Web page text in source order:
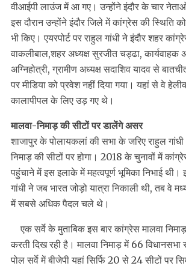
वीआईपी लाउंज में आ गए। उन्होंने इंदौर के चार
इस दौरान उन्होंने इंदौर जिले में कांग्रेस की स्थिति
भी किए। एयरपोर्ट पर राहुल गांधी ने इंदौर शहर
वाकलीबाल,शहर अध्यक्ष सुरजीत चड्ढा, कार्यवाहक
अग्निहोत्री, ग्रामीण अध्यक्ष सदाशिव यादव से
पर मीडिया को प्रवेश नहीं दिया गया। यहां से वे
कालापीपल के लिए उड़ गए थे।
मालवा-निमाड़ की सीटों पर डालेंगे असर
शाजापुर के पोलायकलां की सभा के जरिए राहुल
निमाड़ की सीटों पर होगा। 2018 के चुनावों में
पहुंचाने में इस इलाके में महत्वपूर्ण भूमिका निभाई
गांधी ने जब भारत जोड़ो यात्रा निकाली थी, तब वे
में सबसे अधिक पैदल चले थे।
एक सर्वे के मुताबिक इस बार कांग्रेस मालवा
करती दिख रही है। मालवा निमाड़ में 66
पोल सर्वे में बीजेपी यहां सिर्फि 20 से 24 सीटों पर